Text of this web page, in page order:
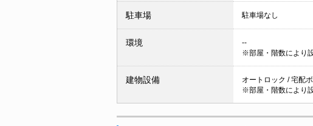
駐車場 駐車場なし
環境
--
※部屋・階数により
建物設備
オートロック / 宅配
※部屋・階数により